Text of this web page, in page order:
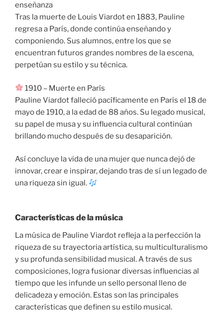
enseñanza
Tras la muerte de Louis Viardot en 1883, Pauline
regresa a París, donde continúa enseñando y
componiendo. Sus alumnos, entre los que se
encuentran futuros grandes nombres de la escena,
perpetúan su estilo y su técnica.
1910 – Muerte en París
Pauline Viardot falleció pacíficamente en París el 18 de
mayo de 1910, a la edad de 88 años. Su legado musical,
su papel de musa y su influencia cultural continúan
brillando mucho después de su desaparición.
Así concluye la vida de una mujer que nunca dejó de
innovar, crear e inspirar, dejando tras de sí un legado de
una riqueza sin igual.
Características de la música
La música de Pauline Viardot refleja a la perfección la
riqueza de su trayectoria artística, su multiculturalismo
y su profunda sensibilidad musical. A través de sus
composiciones, logra fusionar diversas influencias al
tiempo que les infunde un sello personal lleno de
delicadeza y emoción. Estas son las principales
características que definen su estilo musical.